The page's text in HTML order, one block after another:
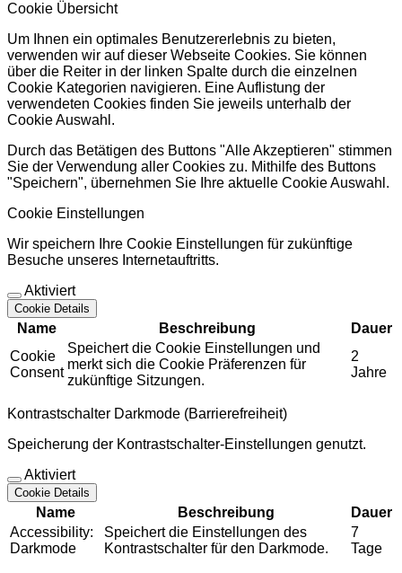
Cookie Übersicht
Um Ihnen ein optimales Benutzererlebnis zu bieten,
verwenden wir auf dieser Webseite Cookies. Sie können
über die Reiter in der linken Spalte durch die einzelnen
Cookie Kategorien navigieren. Eine Auflistung der
verwendeten Cookies finden Sie jeweils unterhalb der
Cookie Auswahl.
Durch das Betätigen des Buttons "Alle Akzeptieren" stimmen
Sie der Verwendung aller Cookies zu. Mithilfe des Buttons
"Speichern", übernehmen Sie Ihre aktuelle Cookie Auswahl.
Cookie Einstellungen
Wir speichern Ihre Cookie Einstellungen für zukünftige
Besuche unseres Internetauftritts.
Aktiviert
Cookie Details
Name Beschreibung
Dauer
Cookie
Consent
Speichert die Cookie Einstellungen und
merkt sich die Cookie Präferenzen für
zukünftige Sitzungen.
2
Jahre
Kontrastschalter Darkmode (Barrierefreiheit)
Speicherung der Kontrastschalter-Einstellungen genutzt.
Aktiviert
Cookie Details
Name Beschreibung
Dauer
Accessibility:
Darkmode
Speichert die Einstellungen des
Kontrastschalter für den Darkmode.
7
Tage